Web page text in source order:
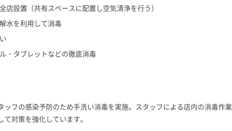
設置（共有スペースに配置し空気清浄を行う）
水を利用して消毒
・タブレットなどの徹底消毒
フの感染予防のため手洗い消毒を実施。スタッフによる店内の消毒作業
対策を強化しています。